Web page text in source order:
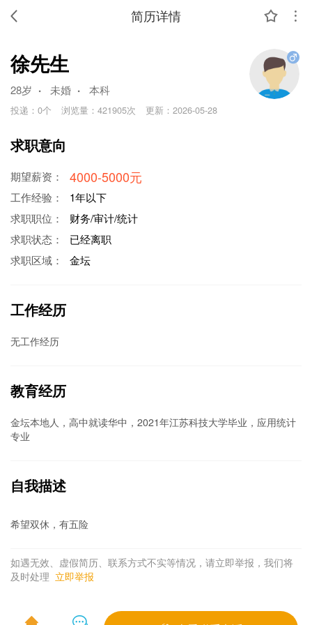
简历详情
徐先生
28岁 . 未婚 . 本科
投递： 0个 浏览量： 421905次 更新： 2026-05-28
求职意向
期望薪资： 4000-5000元
工作经验：
1年以下
求职职位：
财务/审计/统计
求职状态：
已经离职
求职区域：
金坛
工作经历
无工作经历
教育经历
金坛本地人，高中就读华中，2021年江苏科技大学毕业，应用统计
专业
自我描述
希望双休，有五险
如遇无效、虚假简历、联系方式不实等情况，请立即举报，我们将
及时处理 立即举报